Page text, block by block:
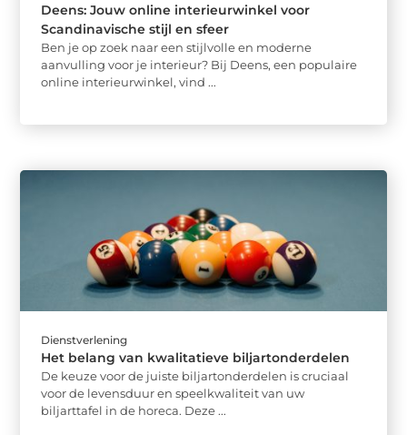
Deens: Jouw online interieurwinkel voor
Scandinavische stijl en sfeer
Ben je op zoek naar een stijlvolle en moderne
aanvulling voor je interieur? Bij Deens, een populaire
online interieurwinkel, vind ...
Dienstverlening
Het belang van kwalitatieve biljartonderdelen
De keuze voor de juiste biljartonderdelen is cruciaal
voor de levensduur en speelkwaliteit van uw
biljarttafel in de horeca. Deze ...